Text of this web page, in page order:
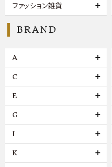
ファッション雑貨
BRAND
A
C
E
G
I
K